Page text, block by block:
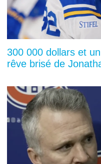
300 000 dollars et
rêve brisé de